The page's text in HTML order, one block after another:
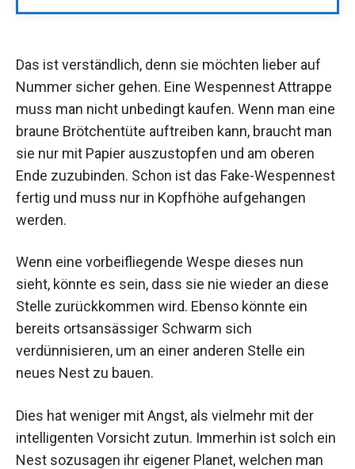
Das ist verständlich, denn sie möchten lieber auf
Nummer sicher gehen. Eine Wespennest Attrappe
muss man nicht unbedingt kaufen. Wenn man eine
braune Brötchentüte auftreiben kann, braucht man
sie nur mit Papier auszustopfen und am oberen
Ende zuzubinden. Schon ist das Fake-Wespennest
fertig und muss nur in Kopfhöhe aufgehangen
werden.
Wenn eine vorbeifliegende Wespe dieses nun
sieht, könnte es sein, dass sie nie wieder an diese
Stelle zurückkommen wird. Ebenso könnte ein
bereits ortsansässiger Schwarm sich
verdünnisieren, um an einer anderen Stelle ein
neues Nest zu bauen.
Dies hat weniger mit Angst, als vielmehr mit der
intelligenten Vorsicht zutun. Immerhin ist solch ein
Nest sozusagen ihr eigener Planet, welchen man